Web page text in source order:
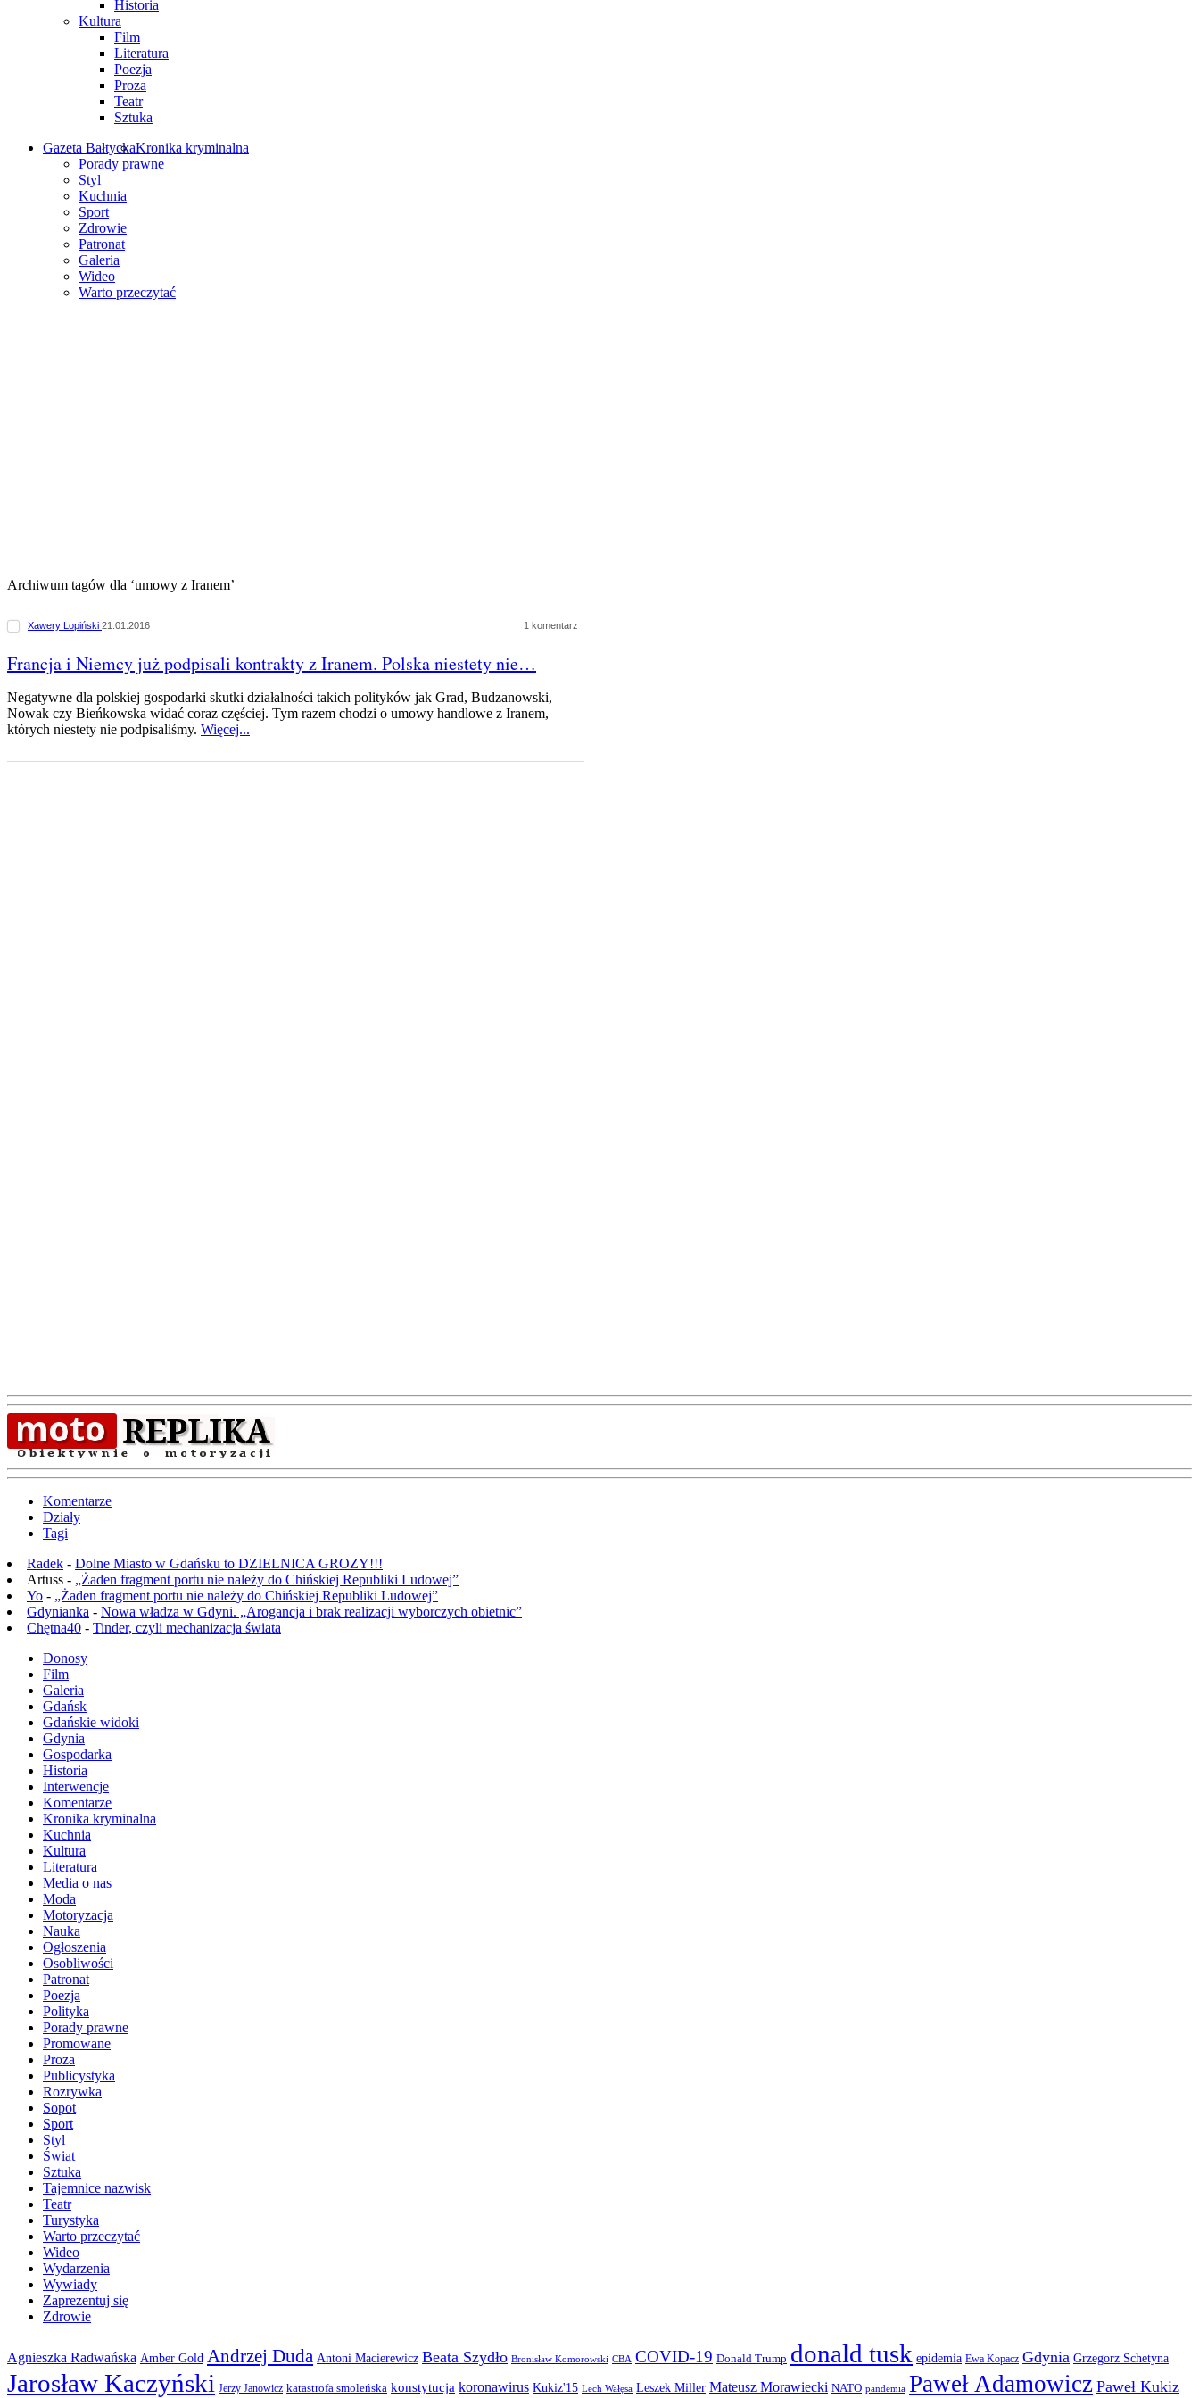
Historia
Kultura
Film
Literatura
Poezja
Proza
Teatr
Sztuka
Gazeta BałtyckaKronika kryminalna
Porady prawne
Styl
Kuchnia
Sport
Zdrowie
Patronat
Galeria
Wideo
Warto przeczytać
Archiwum tagów dla ‘umowy z Iranem’
Xawery Lopiński 21.01.2016 1 komentarz
Francja i Niemcy już podpisali kontrakty z Iranem. Polska niestety nie…
Negatywne dla polskiej gospodarki skutki działalności takich polityków jak Grad, Budzanowski,
Nowak czy Bieńkowska widać coraz częściej. Tym razem chodzi o umowy handlowe z Iranem,
których niestety nie podpisaliśmy. Więcej...
Komentarze
Działy
Tagi
Radek - Dolne Miasto w Gdańsku to DZIELNICA GROZY!!!
Artuss - „Żaden fragment portu nie należy do Chińskiej Republiki Ludowej”
Yo - „Żaden fragment portu nie należy do Chińskiej Republiki Ludowej”
Gdynianka - Nowa władza w Gdyni. „Arogancja i brak realizacji wyborczych obietnic”
Chętna40 - Tinder, czyli mechanizacja świata
Donosy
Film
Galeria
Gdańsk
Gdańskie widoki
Gdynia
Gospodarka
Historia
Interwencje
Komentarze
Kronika kryminalna
Kuchnia
Kultura
Literatura
Media o nas
Moda
Motoryzacja
Nauka
Ogłoszenia
Osobliwości
Patronat
Poezja
Polityka
Porady prawne
Promowane
Proza
Publicystyka
Rozrywka
Sopot
Sport
Styl
Świat
Sztuka
Tajemnice nazwisk
Teatr
Turystyka
Warto przeczytać
Wideo
Wydarzenia
Wywiady
Zaprezentuj się
Zdrowie
Agnieszka Radwańska Amber Gold Andrzej Duda Antoni Macierewicz Beata Szydło Bronisław Komorowski CBA COVID-19 Donald Trump donald tusk epidemia Ewa Kopacz Gdynia Grzegorz Schetyna
Jarosław Kaczyński Jerzy Janowicz katastrofa smoleńska konstytucja koronawirus Kukiz'15 Lech Wałęsa Leszek Miller Mateusz Morawiecki NATO pandemia Paweł Adamowicz Paweł Kukiz